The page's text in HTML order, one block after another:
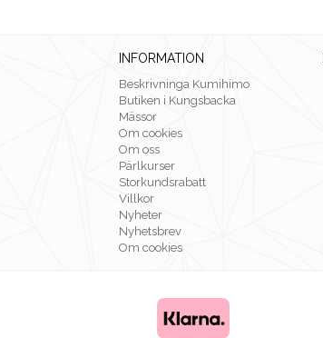
INFORMATION
Beskrivninga Kumihimo
Butiken i Kungsbacka
Mässor
Om cookies
Om oss
Pärlkurser
Storkundsrabatt
Villkor
Nyheter
Nyhetsbrev
Om cookies